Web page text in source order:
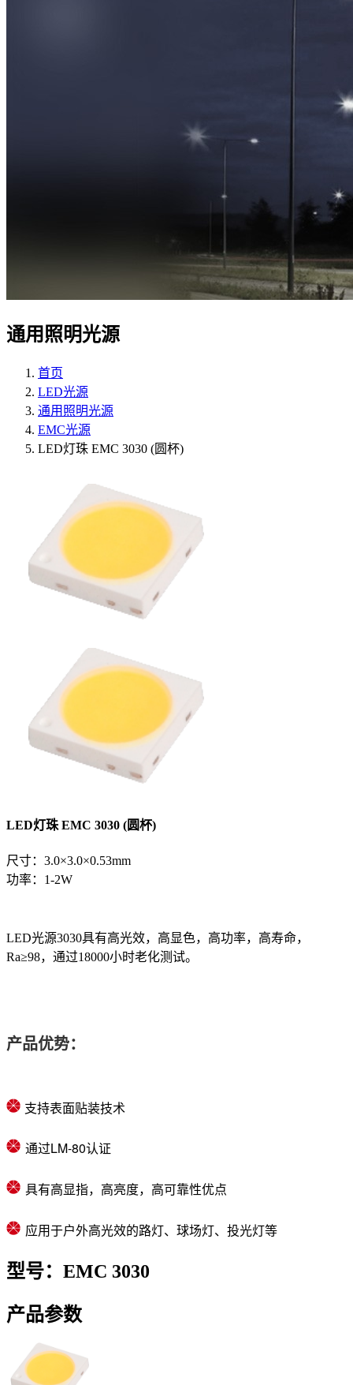
通用照明光源
首页
LED光源
通用照明光源
EMC光源
LED灯珠 EMC 3030 (圆杯)
LED灯珠 EMC 3030 (圆杯)
尺寸：3.0×3.0×0.53mm
功率：1-2W
LED光源3030具有高光效，高显色，高功率，高寿命，
Ra≥98，通过18000小时老化测试。
产品优势：
支持表面贴装技术
通过LM-80认证
具有高显指，高亮度，高可靠性优点
应用于户外高光效的路灯、球场灯、投光灯等
型号：EMC 3030
产品参数